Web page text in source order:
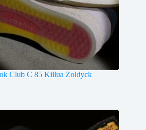
Club C 85 Killua Zoldyck